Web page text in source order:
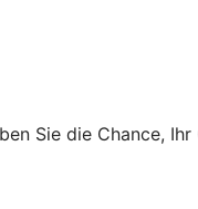
Sie die Chance,